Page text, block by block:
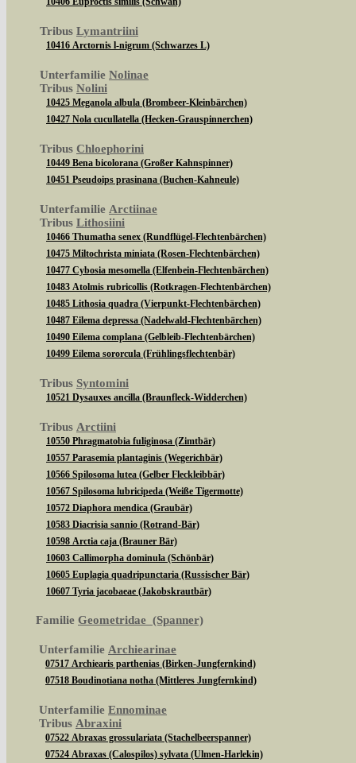
Tribus Lymantriini
10416 Arctornis l-nigrum (Schwarzes L)
Unterfamilie Nolinae
Tribus Nolini
10425 Meganola albula (Brombeer-Kleinbärchen)
10427 Nola cucullatella (Hecken-Grauspinnerchen)
Tribus Chloephorini
10449 Bena bicolorana (Großer Kahnspinner)
10451 Pseudoips prasinana (Buchen-Kahneule)
Unterfamilie Arctiinae
Tribus Lithosiini
10466 Thumatha senex (Rundflügel-Flechtenbärchen)
10475 Miltochrista miniata (Rosen-Flechtenbärchen)
10477 Cybosia mesomella (Elfenbein-Flechtenbärchen)
10483 Atolmis rubricollis (Rotkragen-Flechtenbärchen)
10485 Lithosia quadra (Vierpunkt-Flechtenbärchen)
10487 Eilema depressa (Nadelwald-Flechtenbärchen)
10490 Eilema complana (Gelbleib-Flechtenbärchen)
10499 Eilema sororcula (Frühlingsflechtenbär)
Tribus Syntomini
10521 Dysauxes ancilla (Braunfleck-Widderchen)
Tribus Arctiini
10550 Phragmatobia fuliginosa (Zimtbär)
10557 Parasemia plantaginis (Wegerichbär)
10566 Spilosoma lutea (Gelber Fleckleibbär)
10567 Spilosoma lubricipeda (Weiße Tigermotte)
10572 Diaphora mendica (Graubär)
10583 Diacrisia sannio (Rotrand-Bär)
10598 Arctia caja (Brauner Bär)
10603 Callimorpha dominula (Schönbär)
10605 Euplagia quadripunctaria (Russischer Bär)
10607 Tyria jacobaeae (Jakobskrautbär)
Familie Geometridae (Spanner)
Unterfamilie Archiearinae
07517 Archiearis parthenias (Birken-Jungfernkind)
07518 Boudinotiana notha (Mittleres Jungfernkind)
Unterfamilie Ennominae
Tribus Abraxini
07522 Abraxas grossulariata (Stachelbeerspanner)
07524 Abraxas (Calospilos) sylvata (Ulmen-Harlekin)